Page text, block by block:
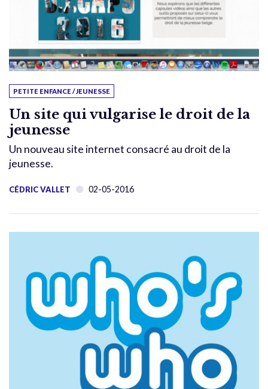
PETITE ENFANCE / JEUNESSE
Un site qui vulgarise le droit de la
jeunesse
Un nouveau site internet consacré au droit de la
jeunesse.
CÉDRIC VALLET 02-05-2016